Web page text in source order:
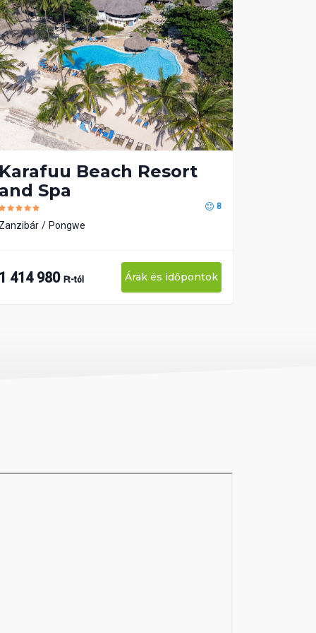
Beach Resort
Spa
8
Pongwe
414 980 Ft-tól Árak és időpontok